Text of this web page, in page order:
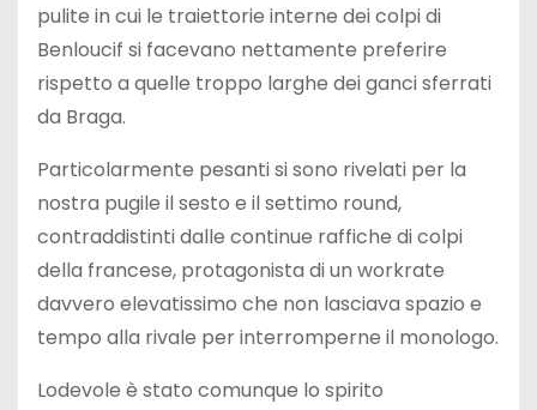
pulite in cui le traiettorie interne dei colpi di
Benloucif si facevano nettamente preferire
rispetto a quelle troppo larghe dei ganci sferrati
da Braga.
Particolarmente pesanti si sono rivelati per la
nostra pugile il sesto e il settimo round,
contraddistinti dalle continue raffiche di colpi
della francese, protagonista di un workrate
davvero elevatissimo che non lasciava spazio e
tempo alla rivale per interromperne il monologo.
Lodevole è stato comunque lo spirito